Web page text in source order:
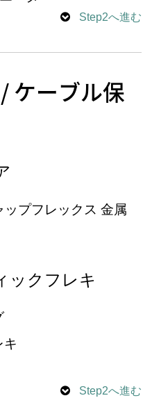
Step2へ進む
ケーブル保
プフレックス 金属
ックフレキ
キ
Step2へ進む